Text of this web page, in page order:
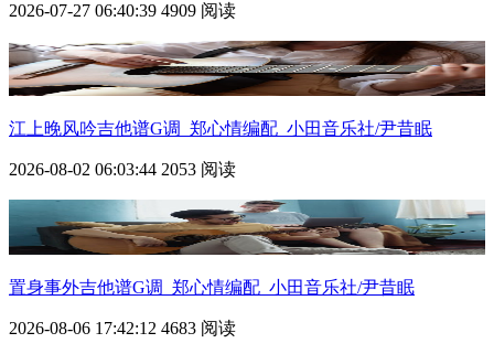
2026-07-27 06:40:39 4909 阅读
江上晚风吟吉他谱G调_郑心情编配_小田音乐社/尹昔眠
2026-08-02 06:03:44 2053 阅读
置身事外吉他谱G调_郑心情编配_小田音乐社/尹昔眠
2026-08-06 17:42:12 4683 阅读